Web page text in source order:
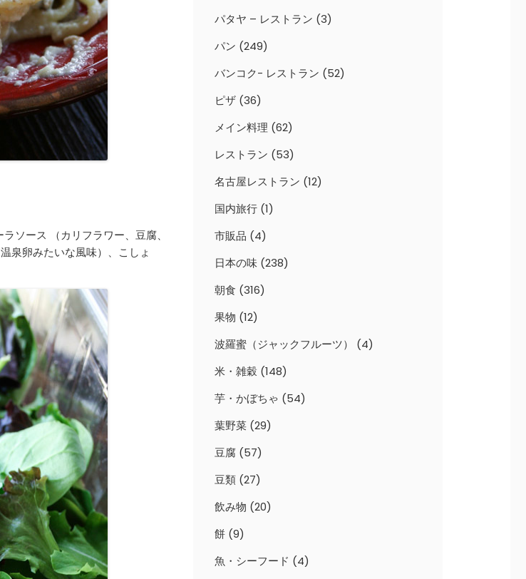
ソース （カリフラワー、豆腐、
泉卵みたいな風味）、こしょ
パタヤ – レストラン (3)
パン (249)
バンコク- レストラン (52)
ピザ (36)
メイン料理 (62)
レストラン (53)
名古屋レストラン (12)
国内旅行 (1)
市販品 (4)
日本の味 (238)
朝食 (316)
果物 (12)
波羅蜜（ジャックフルーツ）
(4)
米・雑穀 (148)
芋・かぼちゃ (54)
葉野菜 (29)
豆腐 (57)
豆類 (27)
飲み物 (20)
餅 (9)
魚・シーフード (4)